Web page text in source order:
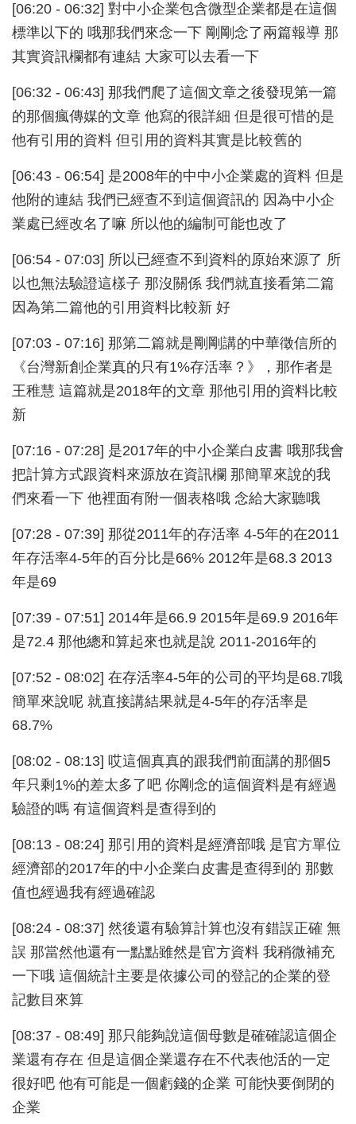
[06:20 - 06:32] 對中小企業包含微型企業都是在這個
標準以下的 哦那我們來念一下 剛剛念了兩篇報導 那
其實資訊欄都有連結 大家可以去看一下
[06:32 - 06:43] 那我們爬了這個文章之後發現第一篇
的那個瘋傳媒的文章 他寫的很詳細 但是很可惜的是
他有引用的資料 但引用的資料其實是比較舊的
[06:43 - 06:54] 是2008年的中中小企業處的資料 但是
他附的連結 我們已經查不到這個資訊的 因為中小企
業處已經改名了嘛 所以他的編制可能也改了
[06:54 - 07:03] 所以已經查不到資料的原始來源了 所
以也無法驗證這樣子 那沒關係 我們就直接看第二篇
因為第二篇他的引用資料比較新 好
[07:03 - 07:16] 那第二篇就是剛剛講的中華徵信所的
《台灣新創企業真的只有1%存活率？》，那作者是
王稚慧 這篇就是2018年的文章 那他引用的資料比較
新
[07:16 - 07:28] 是2017年的中小企業白皮書 哦那我會
把計算方式跟資料來源放在資訊欄 那簡單來說的我
們來看一下 他裡面有附一個表格哦 念給大家聽哦
[07:28 - 07:39] 那從2011年的存活率 4-5年的在2011
年存活率4-5年的百分比是66% 2012年是68.3 2013
年是69
[07:39 - 07:51] 2014年是66.9 2015年是69.9 2016年
是72.4 那他總和算起來也就是說 2011-2016年的
[07:52 - 08:02] 在存活率4-5年的公司的平均是68.7哦
簡單來說呢 就直接講結果就是4-5年的存活率是
68.7%
[08:02 - 08:13] 哎這個真真的跟我們前面講的那個5
年只剩1%的差太多了吧 你剛念的這個資料是有經過
驗證的嗎 有這個資料是查得到的
[08:13 - 08:24] 那引用的資料是經濟部哦 是官方單位
經濟部的2017年的中小企業白皮書是查得到的 那數
值也經過我有經過確認
[08:24 - 08:37] 然後還有驗算計算也沒有錯誤正確 無
誤 那當然他還有一點點雖然是官方資料 我稍微補充
一下哦 這個統計主要是依據公司的登記的企業的登
記數目來算
[08:37 - 08:49] 那只能夠說這個母數是確確認這個企
業還有存在 但是這個企業還存在不代表他活的一定
很好吧 他有可能是一個虧錢的企業 可能快要倒閉的
企業